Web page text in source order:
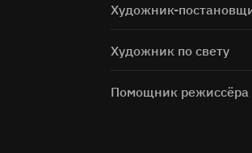
Художник-
Художник по свету
Помощник режиссёра